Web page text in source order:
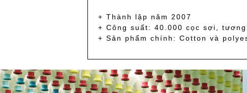
+ Thành lập năm 2007
+ Công suất: 40.000 cọc sợi,
+ Sản phẩm chính: Cotton và